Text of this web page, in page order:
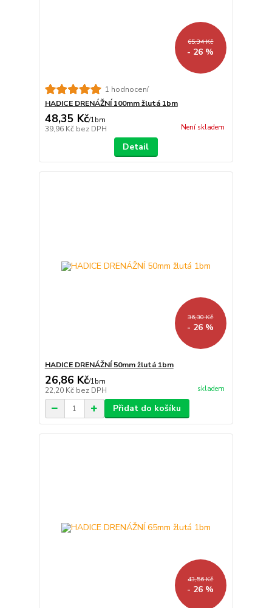
65,34 Kč
- 26 %
1 hodnocení
HADICE DRENÁŽNÍ 100mm žlutá 1bm
48,35 Kč/1bm
39,96 Kč bez DPH Není skladem
Detail
36,30 Kč
- 26 %
HADICE DRENÁŽNÍ 50mm žlutá 1bm
26,86 Kč/1bm
22,20 Kč bez DPH skladem
Přidat do košíku
43,56 Kč
- 26 %